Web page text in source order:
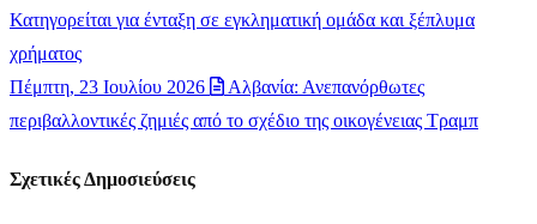
Κατηγορείται για ένταξη σε εγκληματική ομάδα και ξέπλυμα
χρήματος
Πέμπτη, 23 Ιουλίου 2026
Αλβανία: Ανεπανόρθωτες
περιβαλλοντικές ζημιές από το σχέδιο της οικογένειας Τραμπ
Σχετικές Δημοσιεύσεις